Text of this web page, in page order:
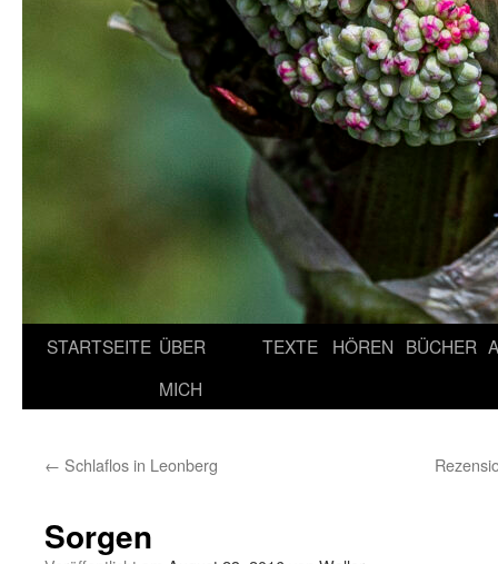
STARTSEITE ÜBER
MICH
TEXTE HÖREN BÜCHER
← Schlaflos in Leonberg
Sorgen